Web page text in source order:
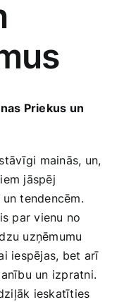
Priekus un
mainās, un,
jāspēj
tendencēm.‌
par vienu no
uzņēmumu
iespējas, bet arī
un izpratni.
ieskatīties